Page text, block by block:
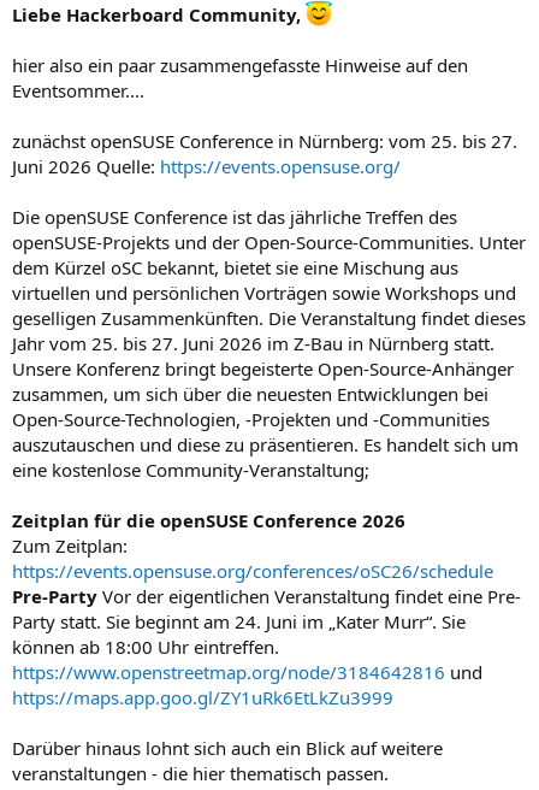
Liebe Hackerboard Community,
hier also ein paar zusammengefasste Hinweise auf den
Eventsommer....
zunächst openSUSE Conference in Nürnberg: vom 25. bis 27.
Juni 2026 Quelle: https://events.opensuse.org/
Die openSUSE Conference ist das jährliche Treffen des
openSUSE-Projekts und der Open-Source-Communities. Unter
dem Kürzel oSC bekannt, bietet sie eine Mischung aus
virtuellen und persönlichen Vorträgen sowie Workshops und
geselligen Zusammenkünften. Die Veranstaltung findet dieses
Jahr vom 25. bis 27. Juni 2026 im Z-Bau in Nürnberg statt.
Unsere Konferenz bringt begeisterte Open-Source-Anhänger
zusammen, um sich über die neuesten Entwicklungen bei
Open-Source-Technologien, -Projekten und -Communities
auszutauschen und diese zu präsentieren. Es handelt sich um
eine kostenlose Community-Veranstaltung;
Zeitplan für die openSUSE Conference 2026
Zum Zeitplan:
https://events.opensuse.org/conferences/oSC26/schedule
Pre-Party Vor der eigentlichen Veranstaltung findet eine Pre-
Party statt. Sie beginnt am 24. Juni im „Kater Murr“. Sie
können ab 18:00 Uhr eintreffen.
https://www.openstreetmap.org/node/3184642816 und
https://maps.app.goo.gl/ZY1uRk6EtLkZu3999
Darüber hinaus lohnt sich auch ein Blick auf weitere
veranstaltungen - die hier thematisch passen.